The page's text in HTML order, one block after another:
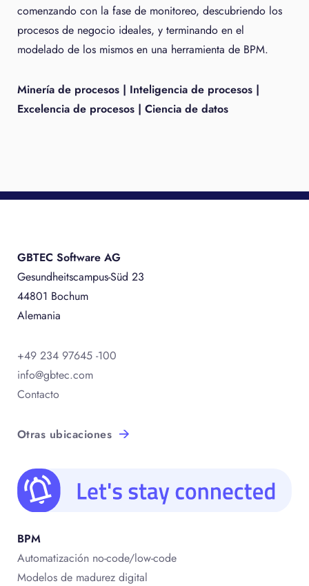
comenzando con la fase de monitoreo, descubriendo los
procesos de negocio ideales, y terminando en el
modelado de los mismos en una herramienta de BPM.
Minería de procesos | Inteligencia de procesos |
Excelencia de procesos | Ciencia de datos
GBTEC Software AG
Gesundheitscampus-Süd 23
44801 Bochum
Alemania
+49 234 97645 -100
info@gbtec.com
Contacto
Otras ubicaciones
BPM
Automatización no-code/low-code
Modelos de madurez digital